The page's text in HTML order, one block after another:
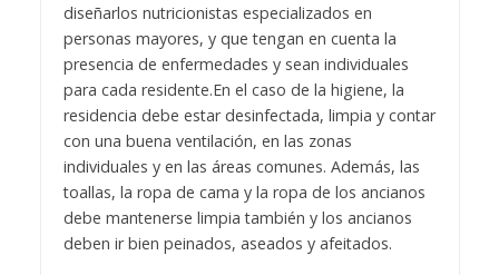
diseñarlos nutricionistas especializados en
personas mayores, y que tengan en cuenta la
presencia de enfermedades y sean individuales
para cada residente.En el caso de la higiene, la
residencia debe estar desinfectada, limpia y contar
con una buena ventilación, en las zonas
individuales y en las áreas comunes. Además, las
toallas, la ropa de cama y la ropa de los ancianos
debe mantenerse limpia también y los ancianos
deben ir bien peinados, aseados y afeitados.